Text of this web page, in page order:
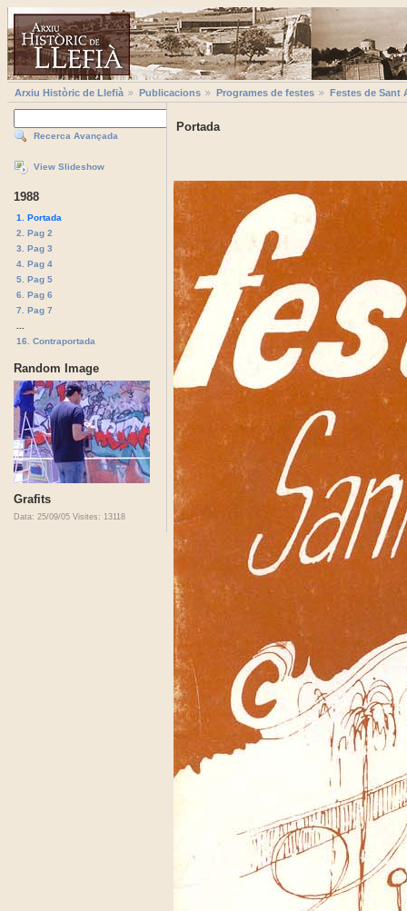
Arxiu Històric de Llefià Publicacions Programes de festes Festes de Sant
Recerca Avançada
View Slideshow
1988
1. Portada
2. Pag 2
3. Pag 3
4. Pag 4
5. Pag 5
6. Pag 6
7. Pag 7
16. Contraportada
Random Image
Grafits
Data: 25/09/05 Visites: 13118
Portada